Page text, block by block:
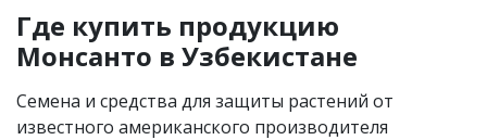
Где купить продукцию
Монсанто в Узбекистане
Семена и средства для защиты растений от
известного американского производителя